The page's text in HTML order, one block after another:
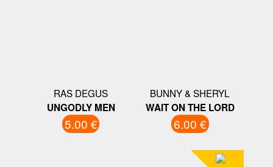
RAS DEGUS
UNGODLY MEN
5.00 €
BUNNY & SHERYL
WAIT ON THE LORD
6.00 €